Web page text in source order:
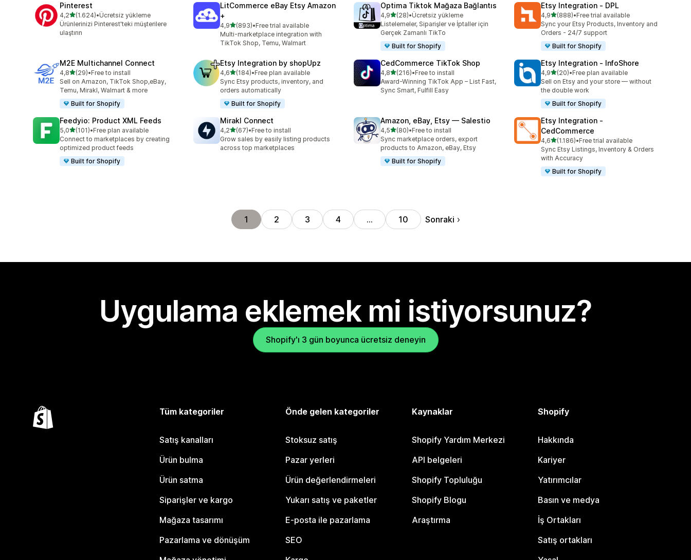
Pinterest
4,25 yıldız üzerinden
(1.624)
toplam 1624 değerlendirme
•Ücretsiz yükleme
Ürünlerinizi Pinterest'teki müşterilere
ulaştırın
LitCommerce eBay Etsy Amazon
+
4,95 yıldız üzerinden
(893)
toplam 893 değerlendirme
•Free trial available
Multi-marketplace integration with
TikTok Shop, Temu, Walmart
Optima Tiktok Mağaza Bağlantıs
4,95 yıldız üzerinden
(28)
toplam 28 değerlendirme
•Ücretsiz yükleme
Listelemeler, Siparişler ve İptaller için
Gerçek Zamanlı TikTo
Built for Shopify
Etsy Integration ‑ DPL
4,95 yıldız üzerinden
(888)
toplam 888 değerlendirme
•Free trial available
Sync your Etsy Products, Inventory and
Orders - 24/7 support
Built for Shopify
M2E Multichannel Connect
4,85 yıldız üzerinden
(29)
toplam 29 değerlendirme
•Free to install
Sell on Amazon, TikTok Shop,eBay,
Temu, Mirakl, Walmart & more
Built for Shopify
Etsy Integration by shopUpz
4,65 yıldız üzerinden
(184)
toplam 184 değerlendirme
•Free plan available
Sync Etsy products, inventory, and
orders automatically
Built for Shopify
CedCommerce TikTok Shop
4,85 yıldız üzerinden
(216)
toplam 216 değerlendirme
•Free to install
Award-Winning TikTok App – List Fast,
Sync Smart, Fulfill Easy
Etsy Integration ‑ InfoShore
4,95 yıldız üzerinden
(20)
toplam 20 değerlendirme
•Free plan available
Sell on Etsy and your store — without
the double work
Built for Shopify
Feedyio: Product XML Feeds
5,05 yıldız üzerinden
(101)
toplam 101 değerlendirme
•Free plan available
Connect to marketplaces by creating
optimized product feeds
Built for Shopify
Mirakl Connect
4,25 yıldız üzerinden
(67)
toplam 67 değerlendirme
•Free to install
Grow sales by easily listing products
across top marketplaces
Amazon, eBay, Etsy — Salestio
4,55 yıldız üzerinden
(80)
toplam 80 değerlendirme
•Free to install
Sync marketplace orders, export
products to Amazon, eBay, Etsy
Built for Shopify
Etsy Integration ‑
CedCommerce
4,65 yıldız üzerinden
(1.186)
toplam 1186 değerlendirme
•Free trial available
Sync Etsy Listings, Inventory & Orders
with Accuracy
Built for Shopify
1 2 3 4 … 10 Sonraki
Uygulama eklemek mi istiyorsunuz?
Shopify'ı 3 gün boyunca ücretsiz deneyin
Tüm kategoriler
Satış kanalları
Ürün bulma
Ürün satma
Siparişler ve kargo
Mağaza tasarımı
Pazarlama ve dönüşüm
Önde gelen kategoriler
Stoksuz satış
Pazar yerleri
Ürün değerlendirmeleri
Yukarı satış ve paketler
E-posta ile pazarlama
SEO
Kaynaklar
Shopify Yardım Merkezi
API belgeleri
Shopify Topluluğu
Shopify Blogu
Araştırma
Shopify
Hakkında
Kariyer
Yatırımcılar
Basın ve medya
İş Ortakları
Satış ortakları